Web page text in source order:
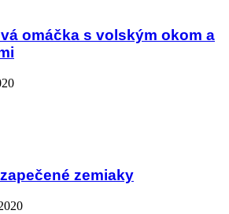
omáčka s volským okom a
zemiaky